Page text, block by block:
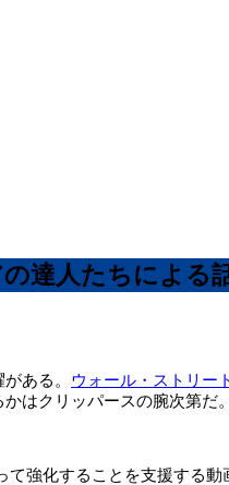
達人たちによる
ある。 ウォール・ストリー
はクリッパースの腕次第だ。
強化することを支援する動